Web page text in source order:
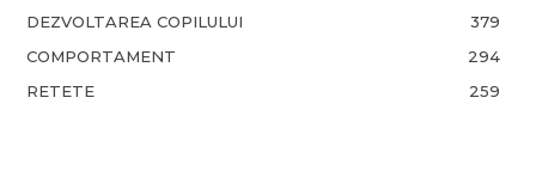
DEZVOLTAREA COPILULUI
379
COMPORTAMENT
294
RETETE
259